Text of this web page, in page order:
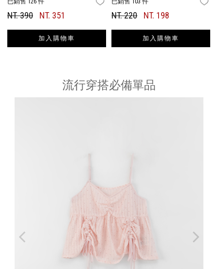
FAVORITES
NT. 390 NT. 351
加入購物車
NT. 220 NT. 198
加入購物車
流行穿搭必備單品